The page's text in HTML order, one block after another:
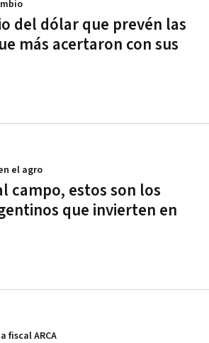
del dólar que prevén las
más acertaron con sus
campo, estos son los
que invierten en
el agro
fiscal ARCA